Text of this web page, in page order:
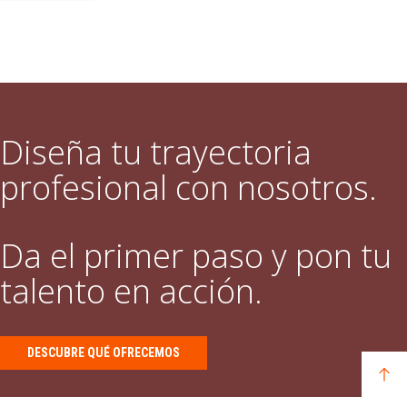
Diseña tu trayectoria
profesional con nosotros.
Da el primer paso y pon tu
talento en acción.
DESCUBRE QUÉ OFRECEMOS